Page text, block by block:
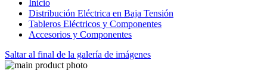
Inicio
Distribución Eléctrica en Baja Tensión
Tableros Eléctricos y Componentes
Accesorios y Componentes
Saltar al final de la galería de imágenes